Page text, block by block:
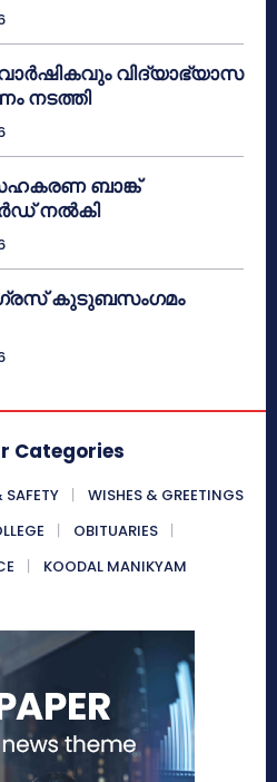
വിദ്യാഭ്യാസ
നടത്തി
ബാങ്ക്
നൽകി
കുടുബസംഗമം
Categories
WISHES & GREETINGS
OBITUARIES
KOODAL MANIKYAM